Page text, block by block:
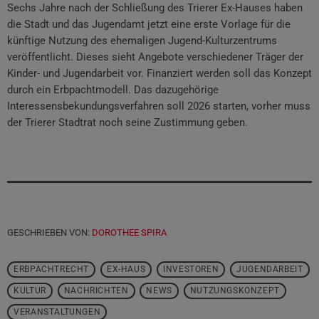
Sechs Jahre nach der Schließung des Trierer Ex-Hauses haben
die Stadt und das Jugendamt jetzt eine erste Vorlage für die
künftige Nutzung des ehemaligen Jugend-Kulturzentrums
veröffentlicht. Dieses sieht Angebote verschiedener Träger der
Kinder- und Jugendarbeit vor. Finanziert werden soll das Konzept
durch ein Erbpachtmodell. Das dazugehörige
Interessensbekundungsverfahren soll 2026 starten, vorher muss
der Trierer Stadtrat noch seine Zustimmung geben.
GESCHRIEBEN VON: DOROTHEE SPIRA
ERBPACHTRECHT EX-HAUS INVESTOREN JUGENDARBEIT
KULTUR NACHRICHTEN NEWS NUTZUNGSKONZEPT
VERANSTALTUNGEN